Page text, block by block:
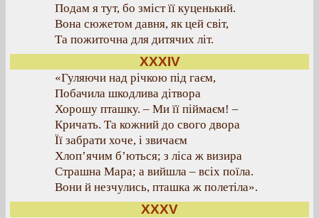
Подам я тут, бо зміст її куценький.
Вона сюжетом давня, як цей світ,
Та пожиточна для дитячих літ.
XXXІV
«Гуляючи над річкою під гаєм,
Побачила шкодлива дітвора
Хорошу пташку. – Ми її піймаєм! –
Кричать. Та кожний до свого двора
Її забрати хоче, і звичаєм
Хлоп’ячим б’ються; з ліса ж визира
Страшна Мара; а вийшла – всіх поїла.
Вони й незчулись, пташка ж полетіла».
XXXV